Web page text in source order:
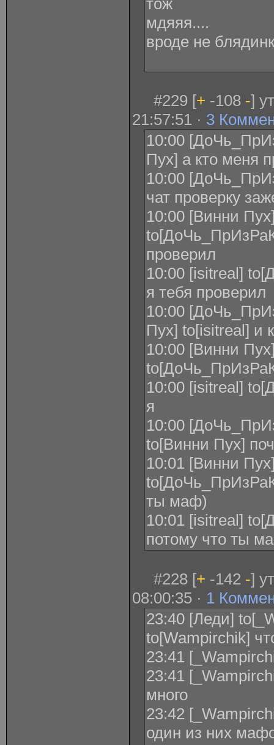
тож
мдяяя....
вроде не
#229 [+ -108 -]
21:57:51 · 3
10:00
Пух] а кто меня
10:00
чат проверку
10:00 [Винни
проверил
10:00 [isitreal]
я тебя проверил
10:00
Пух] to[isitreal] и
10:00 [Винни
10:00 [isitreal]
я
10:00
to[Винни Пух]
10:01 [Винни
ты маф)
10:01 [isitreal]
потому что ты
#228 [+ -142 -]
08:00:35 · 1
23:40 [Леди]
to[Wampirchik]
23:41
23:41
много
23:42
один из них